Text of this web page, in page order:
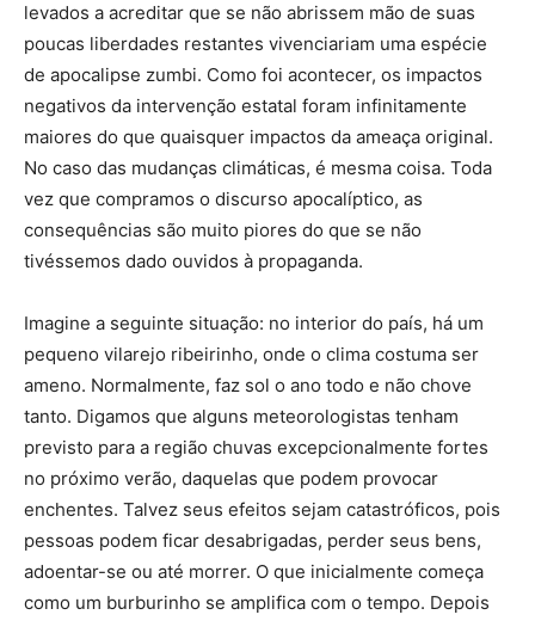
levados a acreditar que se não abrissem mão de suas
poucas liberdades restantes vivenciariam uma espécie
de apocalipse zumbi. Como foi acontecer, os impactos
negativos da intervenção estatal foram infinitamente
maiores do que quaisquer impactos da ameaça original.
No caso das mudanças climáticas, é mesma coisa. Toda
vez que compramos o discurso apocalíptico, as
consequências são muito piores do que se não
tivéssemos dado ouvidos à propaganda.
Imagine a seguinte situação: no interior do país, há um
pequeno vilarejo ribeirinho, onde o clima costuma ser
ameno. Normalmente, faz sol o ano todo e não chove
tanto. Digamos que alguns meteorologistas tenham
previsto para a região chuvas excepcionalmente fortes
no próximo verão, daquelas que podem provocar
enchentes. Talvez seus efeitos sejam catastróficos, pois
pessoas podem ficar desabrigadas, perder seus bens,
adoentar-se ou até morrer. O que inicialmente começa
como um burburinho se amplifica com o tempo. Depois